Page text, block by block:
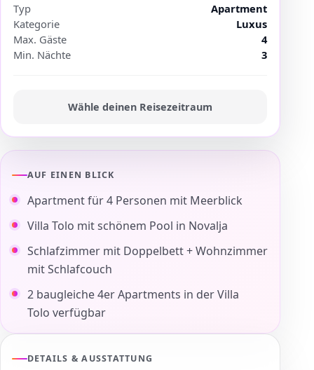
AUF EINEN BLICK
Apartment für 4 Personen mit Meerblick
Villa Tolo mit schönem Pool in Novalja
Schlafzimmer mit Doppelbett + Wohnzimmer
mit Schlafcouch
2 baugleiche 4er Apartments in der Villa
Tolo verfügbar
DETAILS & AUSSTATTUNG
Typ
Apartment
Kategorie
Luxus
Max. Gäste
4
Min. Nächte
3
Wähle deinen Reisezeitraum